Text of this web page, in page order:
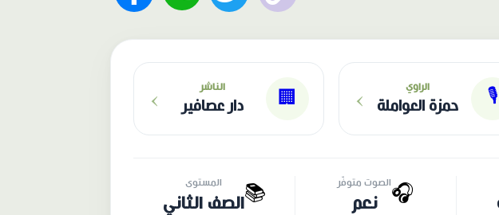
🎙 الراوي
حمزة العواملة ›
🏢
الناشر
دار عصافير ›
🎧الصوت متوفّر
نعم 📚 المستوى
الصف الثاني